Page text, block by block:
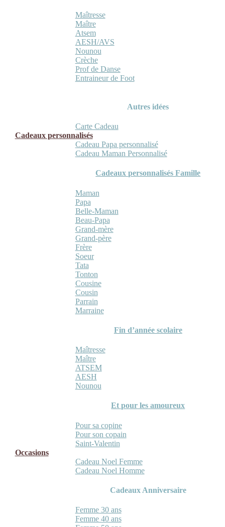
Maîtresse
Maître
Atsem
AESH/AVS
Nounou
Crèche
Prof de Danse
Entraineur de Foot
Autres idées
Carte Cadeau
Cadeaux personnalisés
Cadeau Papa personnalisé
Cadeau Maman Personnalisé
Cadeaux personnalisés Famille
Maman
Papa
Belle-Maman
Beau-Papa
Grand-mère
Grand-père
Frère
Soeur
Tata
Tonton
Cousine
Cousin
Parrain
Marraine
Fin d’année scolaire
Maîtresse
Maître
ATSEM
AESH
Nounou
Et pour les amoureux
Pour sa copine
Pour son copain
Saint-Valentin
Occasions
Cadeau Noel Femme
Cadeau Noel Homme
Cadeaux Anniversaire
Femme 30 ans
Femme 40 ans